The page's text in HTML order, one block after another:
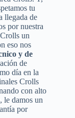
tu
llegada de
por nuestra
un
eso nos
y de
de
día en la
Crolls
con alto
le damos un
por